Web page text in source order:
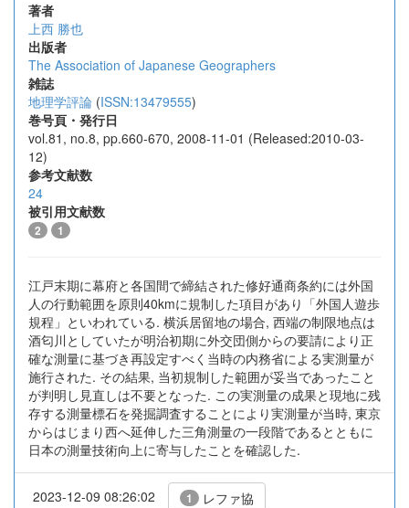
著者
上西 勝也
出版者
The Association of Japanese Geographers
雑誌
地理学評論 (ISSN:13479555)
巻号頁・発行日
vol.81, no.8, pp.660-670, 2008-11-01 (Released:2010-03-
12)
参考文献数
24
被引用文献数
2 1
江戸末期に幕府と各国間で締結された修好通商条約には外国
人の行動範囲を原則40kmに規制した項目があり「外国人遊歩
規程」といわれている. 横浜居留地の場合, 西端の制限地点は
酒匂川としていたが明治初期に外交団側からの要請により正
確な測量に基づき再設定すべく当時の内務省による実測量が
施行された. その結果, 当初規制した範囲が妥当であったこと
が判明し見直しは不要となった. この実測量の成果と現地に残
存する測量標石を発掘調査することにより実測量が当時, 東京
からはじまり西へ延伸した三角測量の一段階であるとともに
日本の測量技術向上に寄与したことを確認した.
2023-12-09 08:26:02 1 レファ協